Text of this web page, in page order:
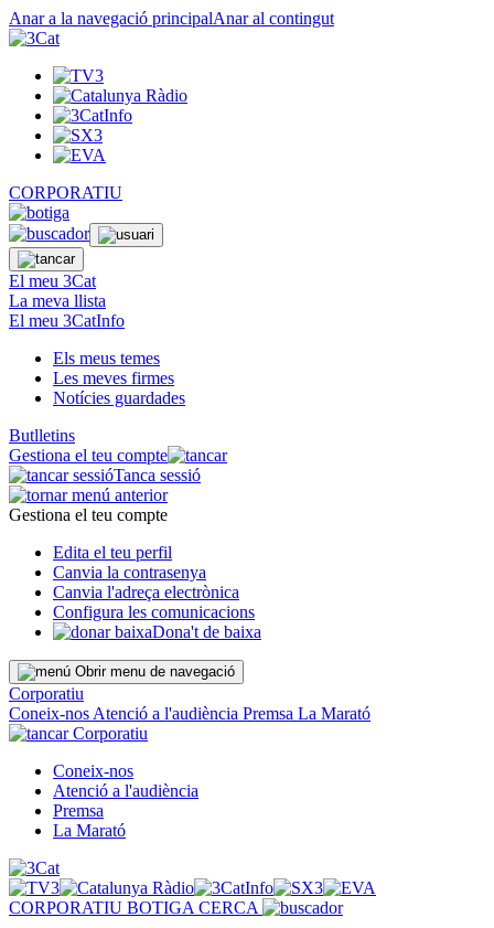
Anar a la navegació principalAnar al contingut
CORPORATIU
El meu 3Cat
La meva llista
El meu 3CatInfo
Els meus temes
Les meves firmes
Notícies guardades
Butlletins
Gestiona el teu compte
Tanca sessió
Gestiona el teu compte
Edita el teu perfil
Canvia la contrasenya
Canvia l'adreça electrònica
Configura les comunicacions
Dona't de baixa
Obrir menu de navegació
Corporatiu
Coneix-nos Atenció a l'audiència Premsa La Marató
Corporatiu
Coneix-nos
Atenció a l'audiència
Premsa
La Marató
CORPORATIU BOTIGA CERCA